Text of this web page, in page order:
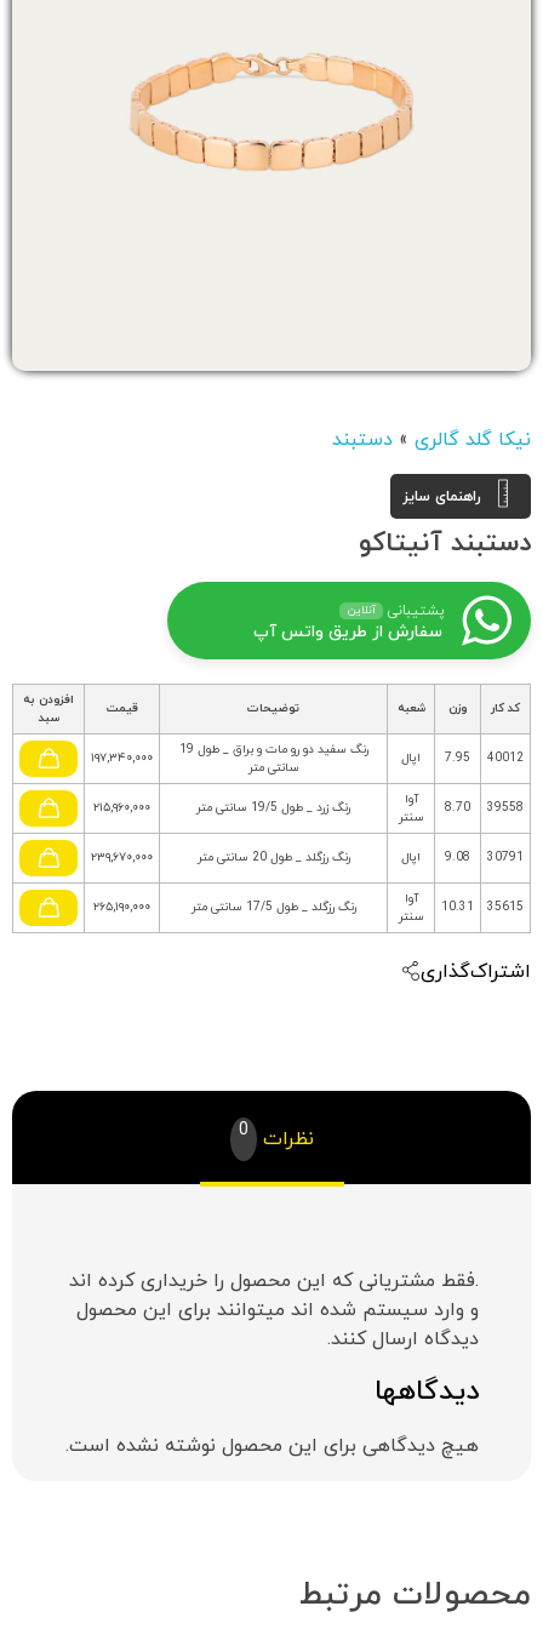
نیکا گلد گالری » دستبند
دستبند آنیتاکو
راهنمای سایز
پشتیبانی آنلاین
سفارش از طریق واتس آپ
کد کار وزن شعبه توضیحات قیمت
افزودن به
سبد
40012
7.95 اپال
رنگ سفید دو رو مات و براق _ طول 19
سانتی متر
۱۹۷,۳۴۰,۰۰۰
39558
8.70
آوا
سنتر
رنگ زرد _ طول 19/5 سانتی متر ۲۱۵,۹۶۰,۰۰۰
30791
9.08 اپال رنگ رزگلد _ طول 20 سانتی متر ۲۳۹,۶۷۰,۰۰۰
35615
10.31
آوا
سنتر
رنگ رزگلد _ طول 17/5 سانتی متر ۲۶۵,۱۹۰,۰۰۰
اشتراک‌گذاری
نظرات 0
دیدگاهها
هیچ دیدگاهی برای این محصول نوشته نشده است.
.فقط مشتریانی که این محصول را خریداری کرده اند
و وارد سیستم شده اند میتوانند برای این محصول
دیدگاه ارسال کنند.
محصولات مرتبط